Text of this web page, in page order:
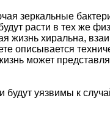
зеркальные
расти в тех же
жизнь хиральна,
описывается
может
уязвимы к